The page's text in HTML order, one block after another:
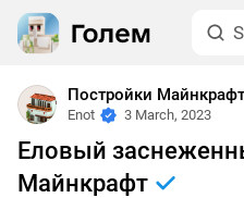
Постройки Майнкрафт
Enot 3 March, 2023
Еловый
Майнкрафт